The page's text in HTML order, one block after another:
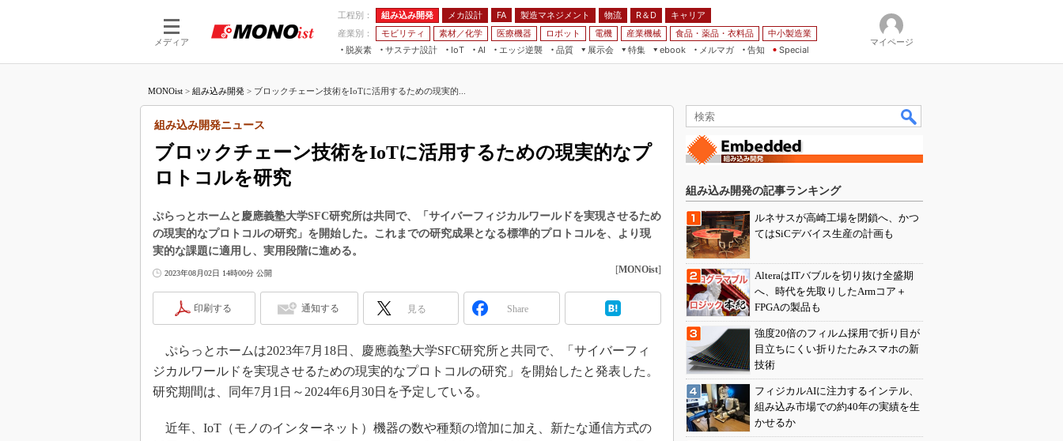
メディア
工程別： 組み込み開発 メカ設計 FA 製造マネジメント 物流 R＆D
キャリア
産業別：
モビリティ 素材／化学 医療機器 ロボット 電機 産業機械 食品・薬品・衣料品
中小製造業
脱炭素
サステナ設計
IoT
つながる工場
AI
AI×設備保全
エッジ逆襲 品質
展示会
JIMTOF
IIFES
TECHNO-FRONTIER
EdgeTech+
日本ものづくりワールド
AUTOMOTIVE WORLD
産業オープンネット展
特集
フィールドサービス
組み込み画像技術
組み込みモデリング
ISO26262
3Dプリンタ
インダストリー4.0
ebook
FA
メルマガ
告知 Special
マイページ
MONOist > 組み込み開発 > ブロックチェーン技術をIoTに活用するための現実的...
ブロックチェーン技術をIoTに活用するための現実的なプ
ロトコルを研究
組み込み開発ニュース
ぷらっとホームと慶應義塾大学SFC研究所は共同で、「サイバーフィジカルワールドを実現させるため
の現実的なプロトコルの研究」を開始した。これまでの研究成果となる標準的プロトコルを、より現
実的な課題に適用し、実用段階に進める。
2023年08月02日 14時00分 公開 [MONOist]
印刷する 通知する 見る Share
ぷらっとホームは2023年7月18日、慶應義塾大学SFC研究所と共同で、「サイバーフィ
ジカルワールドを実現させるための現実的なプロトコルの研究」を開始したと発表した。
研究期間は、同年7月1日～2024年6月30日を予定している。
近年、IoT（モノのインターネット）機器の数や種類の増加に加え、新たな通信方式の
組み込み開発の記事ランキング
ルネサスが高崎工場を閉鎖へ、かつ
てはSiCデバイス生産の計画も
AlteraはITバブルを切り抜け全盛期
へ、時代を先取りしたArmコア＋
FPGAの製品も
強度20倍のフィルム採用で折り目が
目立ちにくい折りたたみスマホの新
技術
フィジカルAIに注力するインテル、
組み込み市場での約40年の実績を生
かせるか